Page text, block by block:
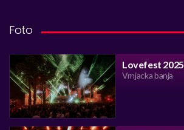
Foto
Lovefest 2025
Vrnjacka banja